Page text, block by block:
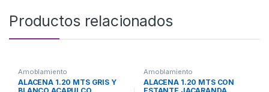
Productos relacionados
Amoblamiento
ALACENA 1.20 MTS GRIS Y
Amoblamiento
ALACENA 1.20 MTS CON